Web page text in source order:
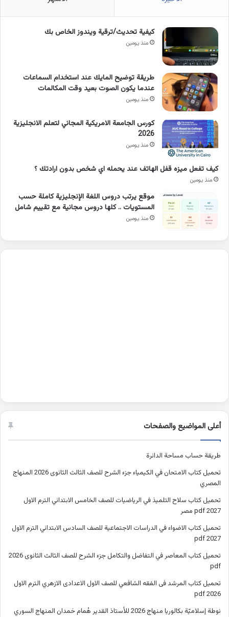
كيفية تحديث/ترقية ويندوز الخاص بك
منذ يومين
طريقة توضيح المايك عند استخدام السماعات
عندما يكون الصوت بعيد وقت المكالمات
منذ يومين
كورس الجامعة الامريكية المجاني لتعلم الانجليزية
2026
منذ يومين
كيف تفعل ميزه قفل الهاتف عند يحمله اي شخص بدون ارادتك ؟
منذ يومين
موقع يرتب دروس اللغة الإنجليزية كاملة حسب
المستويات .. كلها دروس مجانية مع تقييم شامل
منذ يومين
أعلى المواضيع والصفحات
طريقة حساب مساحة الدائرة
تحميل كتاب الامتحان في الكيمياء جزء الشرح للصف الثالث الثانوى 2026 المنهاج
المصري
تحميل كتاب سلاح التلميذ في الرياضيات للصف الخامس الابتدائي الترم الاول
2027 pdf مصر
تحميل كتاب الاضواء في الدراسات الاجتماعية للصف السادس الابتدائي الترم الاول
2027 pdf
تحميل كتاب المعاصر في التفاضل والتكامل جزء الشرح للصف الثالث الثانوى 2026
pdf
تحميل كتاب المرشد فى الفقه الشافعي للصف الاول الاعدادى الازهري الترم الاول
2026 pdf
نوطة إسلاميّة بكالوريا منهاج 2026 للأستاذ القدير هُمام حَمدان المنهاج السوري